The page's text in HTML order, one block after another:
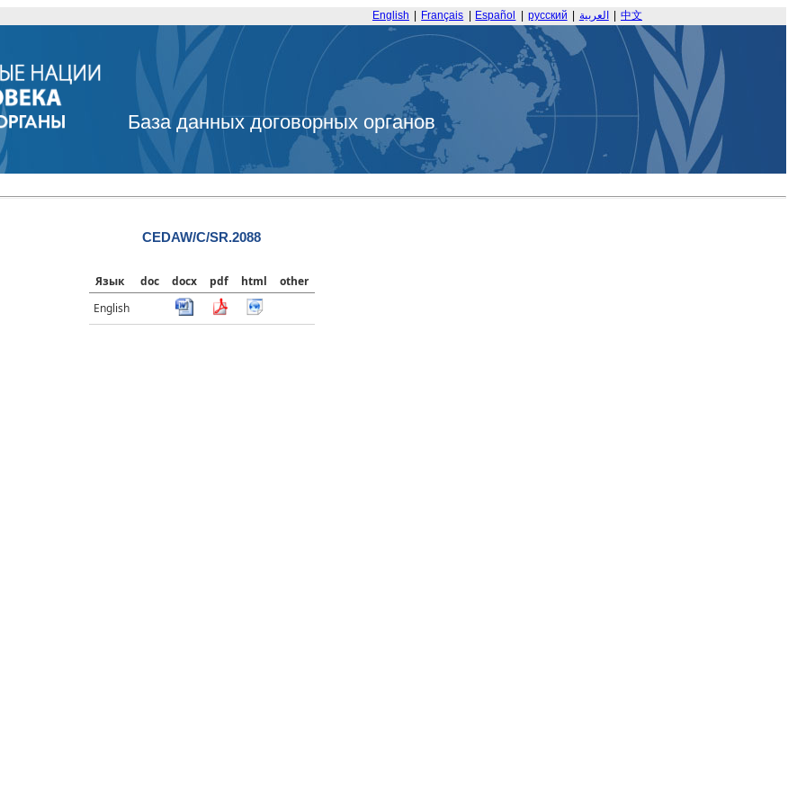
English Français Español русский العربية 中文
База данных договорных органов
CEDAW/C/SR.2088
Язык doc docx pdf html
other
English